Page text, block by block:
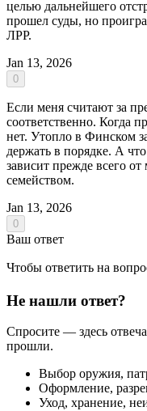
целью дальнейшего
прошел суды, но
ЛРР.
Jan 13, 2026
0
Если меня считают за
соответственно. Когда
нет. Утопло в Финском
держать в порядке. А
зависит прежде всего
семейством.
Jan 13, 2026
0
Ваш ответ
Чтобы ответить на
Не нашли ответ?
Спросите — здесь
прошли.
Выбор оружия,
Оформление,
Уход, хранение,